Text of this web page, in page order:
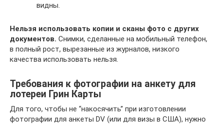
видны.
Нельзя использовать копии и сканы фото с других
документов. Снимки, сделанные на мобильный телефон,
в полный рост, вырезанные из журналов, низкого
качества использовать нельзя.
Требования к фотографии на анкету для
лотереи Грин Карты
Для того, чтобы не “накосячить” при изготовлении
фотографии для анкеты DV (или для визы в США), нужно